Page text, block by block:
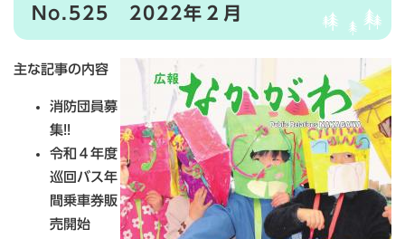
No.525 2022年２月
主な記事の内容
消防団員募
集!!
令和４年度
巡回バス年
間乗車券販
売開始